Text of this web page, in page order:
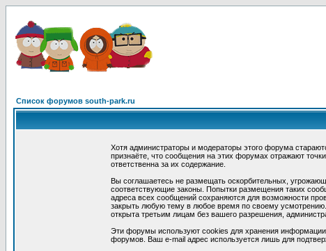
Список форумов south-park.ru
Хотя администраторы и модераторы этого форума
признаёте, что сообщения на этих форумах отражают
ответственна за их содержание.
Вы соглашаетесь не размещать оскорбительных,
соответствующие законы. Попытки размещения таких
адреса всех сообщений сохраняются для возможности
закрыть любую тему в любое время по своему
открыта третьим лицам без вашего разрешения,
Эти форумы используют cookies для хранения
форумов. Ваш e-mail адрес используется лишь для